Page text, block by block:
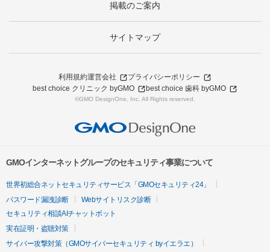
掲載のご案内
サイトマップ
利用規約運営会社
プライバシーポリシー
best choice クリニック byGMO
best choice 歯科 byGMO
©GMO DesignOne, Inc. All Rights reserved.
GMOインターネットグループのセキュリティ事業について
世界初総合ネットセキュリティサービス「GMOセキュリティ24」
パスワード漏洩診断
Webサイトリスク診断
セキュリティ相談AIチャットボット
実在証明・盗聴対策
サイバー攻撃対策（GMOサイバーセキュリティ byイエラエ）